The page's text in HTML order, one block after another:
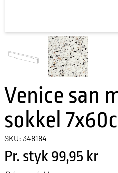
Venice san
sokkel
SKU: 348184
Pr. styk 99,95 kr